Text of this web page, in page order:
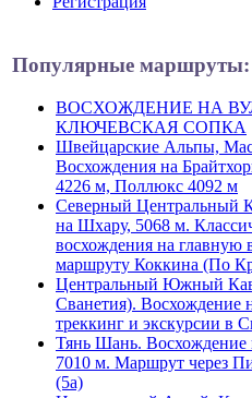
Популярные маршруты:
ВОСХОЖДЕНИЕ НА
КЛЮЧЕВСКАЯ СОПКА
Швейцарские Альпы,
Восхождения на
4226 м, Поллюкс 4092 м
Северный Центральный
на Шхару, 5068 м.
восхождения на главную
маршруту Коккина (По
Центральный Южный
Сванетия). Восхождение
треккинг и экскурсии в
Тянь Шань.
7010 м. Маршрут через
(5а)